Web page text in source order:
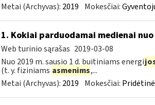
Metai (Archyvas): 2019 Mokesčiai:
1. Kokiai parduodamai medienai
Web turinio sąrašas 2019-03-08
Nuo 2019 m. sausio 1 d. buitiniams energi
(t. y. fiziniams asmenims,...
Metai (Archyvas): 2019 Mokesčiai: